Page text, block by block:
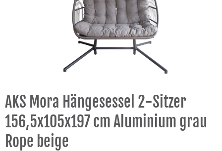
AKS Mora Hängesessel 2-Sitzer
156,5x105x197 cm Aluminium grau
Rope beige